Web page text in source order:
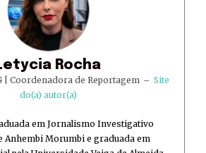
Rocha
| Coordenadora de Reportagem – Site
do(a) autor(a)
em Jornalismo Investigativo
Anhembi Morumbi e graduada em